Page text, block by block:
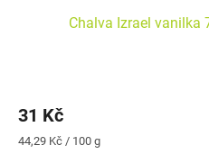
Chalva Izrael vanilka
31 Kč
Měrná
44,29 Kč / 100 g